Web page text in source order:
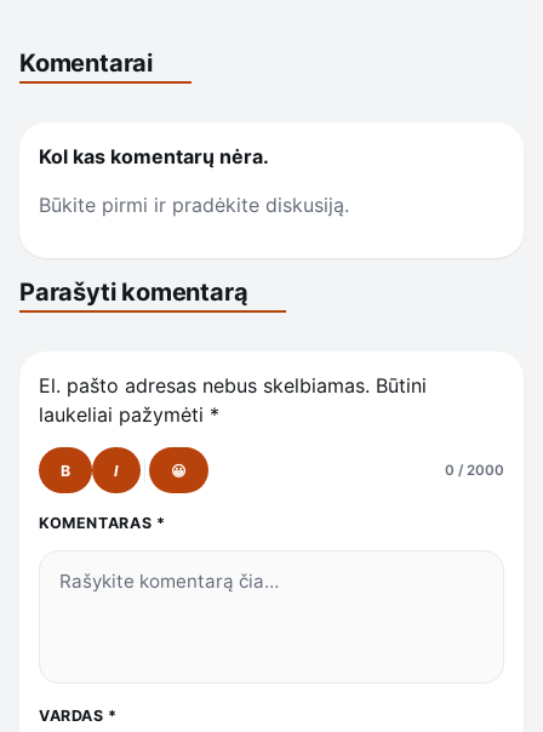
Komentarai
Kol kas komentarų nėra.
Būkite pirmi ir pradėkite diskusiją.
Parašyti komentarą
El. pašto adresas nebus skelbiamas. Būtini
laukeliai pažymėti *
B I 😀 0 / 2000
KOMENTARAS *
VARDAS *